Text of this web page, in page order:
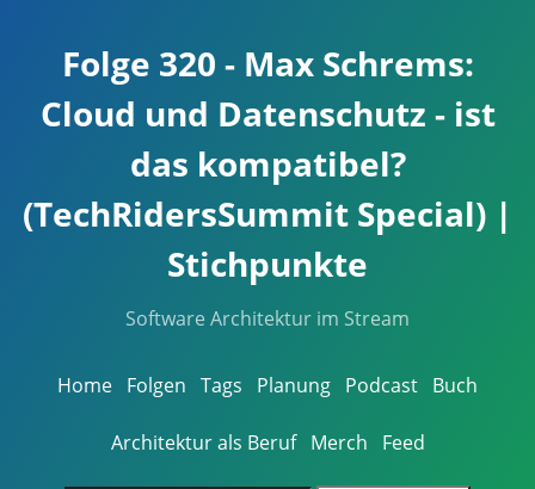
Folge 320 - Max Schrems:
Cloud und Datenschutz - ist
das kompatibel?
(TechRidersSummit Special) |
Stichpunkte
Software Architektur im Stream
Home Folgen Tags Planung Podcast Buch
Architektur als Beruf Merch Feed